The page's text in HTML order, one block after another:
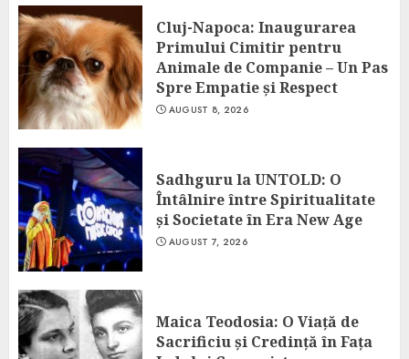
Cluj-Napoca: Inaugurarea
Primului Cimitir pentru
Animale de Companie – Un Pas
Spre Empatie și Respect
AUGUST 8, 2026
Sadhguru la UNTOLD: O
Întâlnire între Spiritualitate
și Societate în Era New Age
AUGUST 7, 2026
Maica Teodosia: O Viață de
Sacrificiu și Credință în Fața